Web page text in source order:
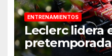
ENTRENAMIENTOS
Leclerc lidera